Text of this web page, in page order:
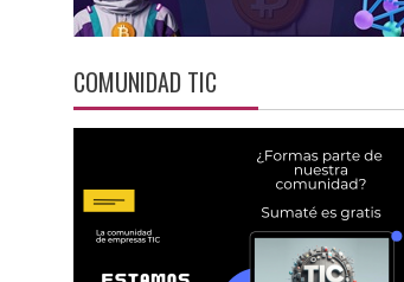
COMUNIDAD TIC